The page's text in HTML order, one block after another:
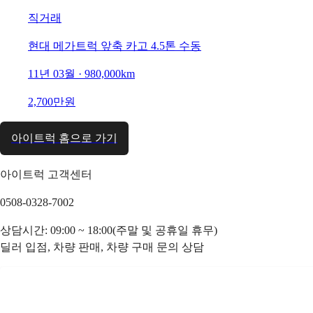
직거래
현대 메가트럭 앞축 카고 4.5톤 수동
11년 03월 · 980,000km
2,700만원
아이트럭 홈으로 가기
아이트럭 고객센터
0508-0328-7002
상담시간: 09:00 ~ 18:00(주말 및 공휴일 휴무)
딜러 입점, 차량 판매, 차량 구매 문의 상담